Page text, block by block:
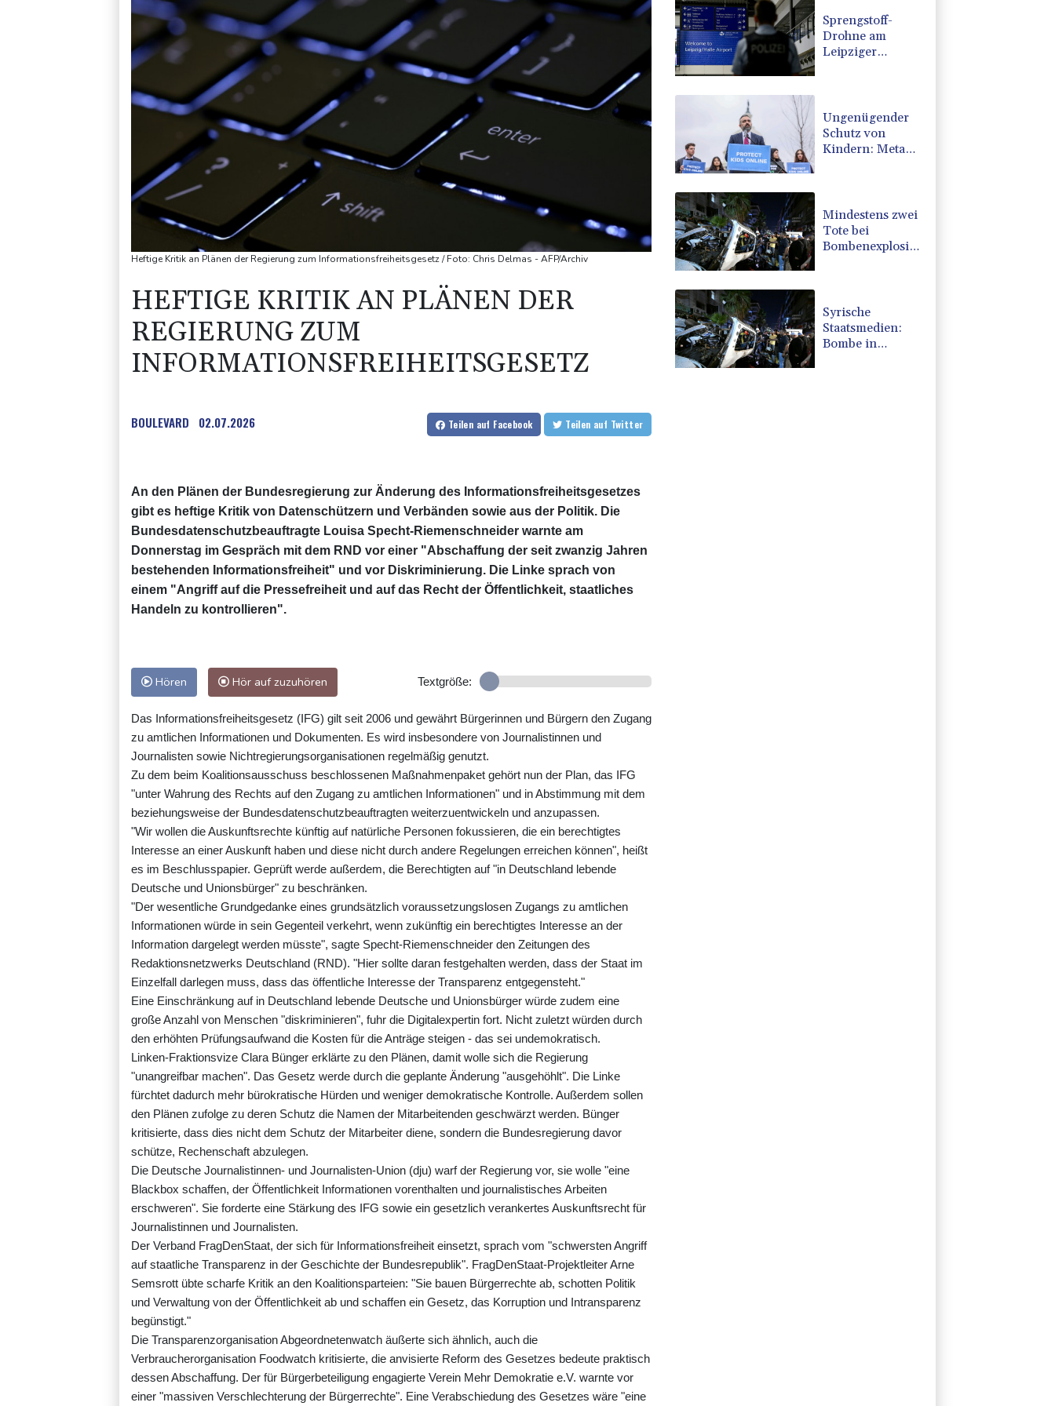
Heftige Kritik an Plänen der Regierung zum Informationsfreiheitsgesetz / Foto: Chris Delmas - AFP/Archiv
HEFTIGE KRITIK AN PLÄNEN DER
REGIERUNG ZUM
INFORMATIONSFREIHEITSGESETZ
BOULEVARD 02.07.2026 Teilen auf Facebook Teilen auf Twitter
An den Plänen der Bundesregierung zur Änderung des Informationsfreiheitsgesetzes
gibt es heftige Kritik von Datenschützern und Verbänden sowie aus der Politik. Die
Bundesdatenschutzbeauftragte Louisa Specht-Riemenschneider warnte am
Donnerstag im Gespräch mit dem RND vor einer "Abschaffung der seit zwanzig Jahren
bestehenden Informationsfreiheit" und vor Diskriminierung. Die Linke sprach von
einem "Angriff auf die Pressefreiheit und auf das Recht der Öffentlichkeit, staatliches
Handeln zu kontrollieren".
Hören Hör auf zuzuhören Textgröße:
Das Informationsfreiheitsgesetz (IFG) gilt seit 2006 und gewährt Bürgerinnen und Bürgern den Zugang
zu amtlichen Informationen und Dokumenten. Es wird insbesondere von Journalistinnen und
Journalisten sowie Nichtregierungsorganisationen regelmäßig genutzt.
Zu dem beim Koalitionsausschuss beschlossenen Maßnahmenpaket gehört nun der Plan, das IFG
"unter Wahrung des Rechts auf den Zugang zu amtlichen Informationen" und in Abstimmung mit dem
beziehungsweise der Bundesdatenschutzbeauftragten weiterzuentwickeln und anzupassen.
"Wir wollen die Auskunftsrechte künftig auf natürliche Personen fokussieren, die ein berechtigtes
Interesse an einer Auskunft haben und diese nicht durch andere Regelungen erreichen können", heißt
es im Beschlusspapier. Geprüft werde außerdem, die Berechtigten auf "in Deutschland lebende
Deutsche und Unionsbürger" zu beschränken.
"Der wesentliche Grundgedanke eines grundsätzlich voraussetzungslosen Zugangs zu amtlichen
Informationen würde in sein Gegenteil verkehrt, wenn zukünftig ein berechtigtes Interesse an der
Information dargelegt werden müsste", sagte Specht-Riemenschneider den Zeitungen des
Redaktionsnetzwerks Deutschland (RND). "Hier sollte daran festgehalten werden, dass der Staat im
Einzelfall darlegen muss, dass das öffentliche Interesse der Transparenz entgegensteht."
Eine Einschränkung auf in Deutschland lebende Deutsche und Unionsbürger würde zudem eine
große Anzahl von Menschen "diskriminieren", fuhr die Digitalexpertin fort. Nicht zuletzt würden durch
den erhöhten Prüfungsaufwand die Kosten für die Anträge steigen - das sei undemokratisch.
Linken-Fraktionsvize Clara Bünger erklärte zu den Plänen, damit wolle sich die Regierung
"unangreifbar machen". Das Gesetz werde durch die geplante Änderung "ausgehöhlt". Die Linke
fürchtet dadurch mehr bürokratische Hürden und weniger demokratische Kontrolle. Außerdem sollen
den Plänen zufolge zu deren Schutz die Namen der Mitarbeitenden geschwärzt werden. Bünger
kritisierte, dass dies nicht dem Schutz der Mitarbeiter diene, sondern die Bundesregierung davor
schütze, Rechenschaft abzulegen.
Die Deutsche Journalistinnen- und Journalisten-Union (dju) warf der Regierung vor, sie wolle "eine
Blackbox schaffen, der Öffentlichkeit Informationen vorenthalten und journalistisches Arbeiten
erschweren". Sie forderte eine Stärkung des IFG sowie ein gesetzlich verankertes Auskunftsrecht für
Journalistinnen und Journalisten.
Der Verband FragDenStaat, der sich für Informationsfreiheit einsetzt, sprach vom "schwersten Angriff
auf staatliche Transparenz in der Geschichte der Bundesrepublik". FragDenStaat-Projektleiter Arne
Semsrott übte scharfe Kritik an den Koalitionsparteien: "Sie bauen Bürgerrechte ab, schotten Politik
und Verwaltung von der Öffentlichkeit ab und schaffen ein Gesetz, das Korruption und Intransparenz
begünstigt."
Die Transparenzorganisation Abgeordnetenwatch äußerte sich ähnlich, auch die
Verbraucherorganisation Foodwatch kritisierte, die anvisierte Reform des Gesetzes bedeute praktisch
dessen Abschaffung. Der für Bürgerbeteiligung engagierte Verein Mehr Demokratie e.V. warnte vor
einer "massiven Verschlechterung der Bürgerrechte". Eine Verabschiedung des Gesetzes wäre "eine
Sprengstoff-
Drohne am
Leipziger
Ermittlungen
Ungenügender
Schutz von
Kindern: Meta
Mindestens zwei
Tote bei
Bombenexplosion
Syrische
Staatsmedien:
Bombe in